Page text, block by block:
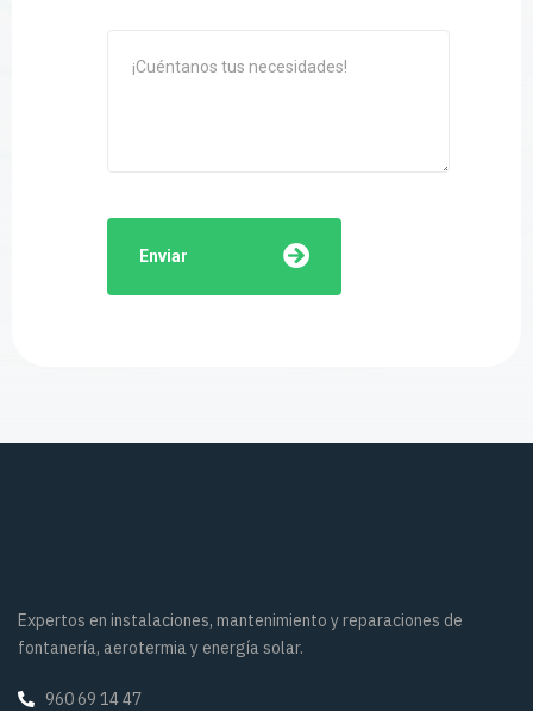
Enviar
Expertos en instalaciones, mantenimiento y reparaciones de
fontanería, aerotermia y energía solar.
960 69 14 47